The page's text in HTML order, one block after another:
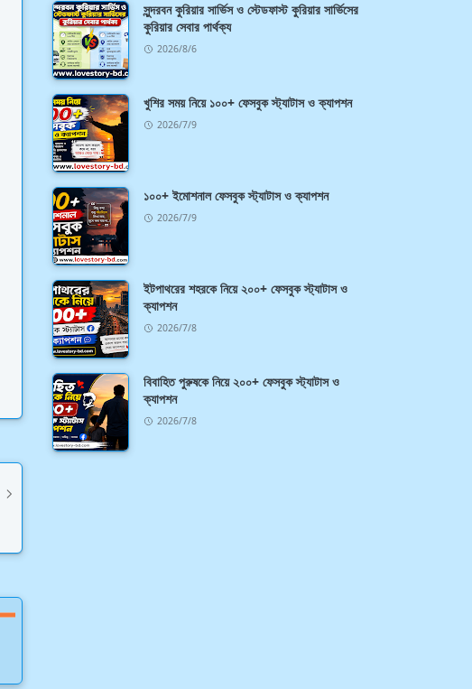
সুন্দরবন কুরিয়ার সার্ভিস ও স্টেডফাস্ট কুরিয়ার সার্ভিসের
কুরিয়ার সেবার পার্থক্য
2026/8/6
খুশির সময় নিয়ে ১০০+ ফেসবুক স্ট্যাটাস ও ক্যাপশন
2026/7/9
১০০+ ইমোশনাল ফেসবুক স্ট্যাটাস ও ক্যাপশন
2026/7/9
ইটপাথরের শহরকে নিয়ে ২০০+ ফেসবুক স্ট্যাটাস ও
ক্যাপশন
2026/7/8
বিবাহিত পুরুষকে নিয়ে ২০০+ ফেসবুক স্ট্যাটাস ও
ক্যাপশন
2026/7/8